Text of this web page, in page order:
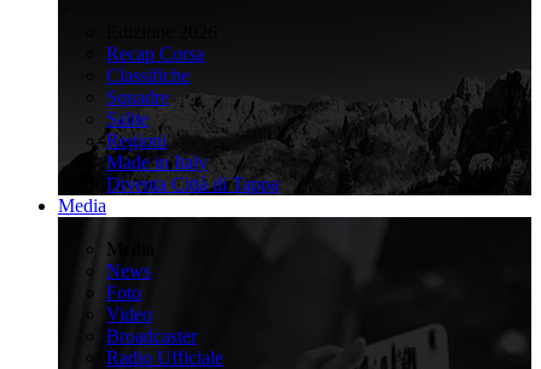
Recap Corsa
Classifiche
Squadre
Salite
Regioni
Made in Italy
Diventa Città di Tappa
Media
Media
News
Foto
Video
Broadcaster
Radio Ufficiale